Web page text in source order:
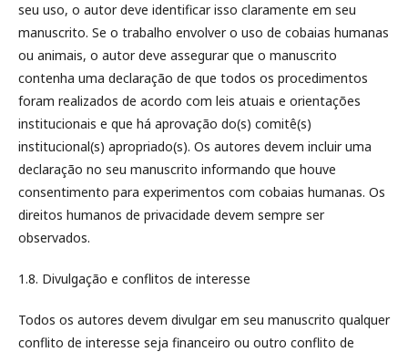
seu uso, o autor deve identificar isso claramente em seu
manuscrito. Se o trabalho envolver o uso de cobaias humanas
ou animais, o autor deve assegurar que o manuscrito
contenha uma declaração de que todos os procedimentos
foram realizados de acordo com leis atuais e orientações
institucionais e que há aprovação do(s) comitê(s)
institucional(s) apropriado(s). Os autores devem incluir uma
declaração no seu manuscrito informando que houve
consentimento para experimentos com cobaias humanas. Os
direitos humanos de privacidade devem sempre ser
observados.
1.8. Divulgação e conflitos de interesse
Todos os autores devem divulgar em seu manuscrito qualquer
conflito de interesse seja financeiro ou outro conflito de